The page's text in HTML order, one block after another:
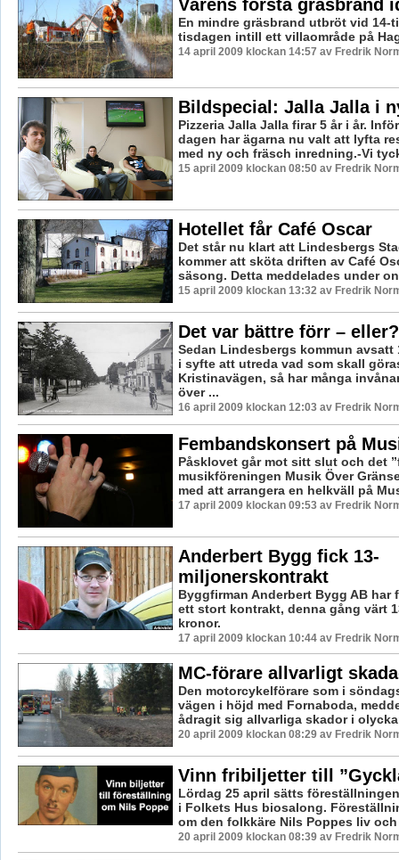
Vårens första gräsbrand
En mindre gräsbrand utbröt vid 14-
tisdagen intill ett villaområde på
14 april 2009 klockan 14:57 av Fredrik
Bildspecial: Jalla Jalla i
Pizzeria Jalla Jalla firar 5 år i år.
dagen har ägarna nu valt att lyfta
med ny och fräsch inredning.-Vi
15 april 2009 klockan 08:50 av Fredrik
Hotellet får Café Oscar
Det står nu klart att Lindesbergs
kommer att sköta driften av Café
säsong. Detta meddelades under
15 april 2009 klockan 13:32 av Fredrik
Det var bättre förr – eller?
Sedan Lindesbergs kommun avsatt
i syfte att utreda vad som skall
Kristinavägen, så har många
över ...
16 april 2009 klockan 12:03 av Fredrik
Fembandskonsert på
Påsklovet går mot sitt slut och det
musikföreningen Musik Över
med att arrangera en helkväll på
17 april 2009 klockan 09:53 av Fredrik
Anderbert Bygg fick 13-
miljonerskontrakt
Byggfirman Anderbert Bygg AB har
ett stort kontrakt, denna gång värt
kronor.
17 april 2009 klockan 10:44 av Fredrik
MC-förare allvarligt
Den motorcykelförare som i
vägen i höjd med Fornaboda,
ådragit sig allvarliga skador i
20 april 2009 klockan 08:29 av Fredrik
Vinn fribiljetter till
Lördag 25 april sätts
i Folkets Hus biosalong.
om den folkkäre Nils Poppes liv och
20 april 2009 klockan 08:39 av Fredrik